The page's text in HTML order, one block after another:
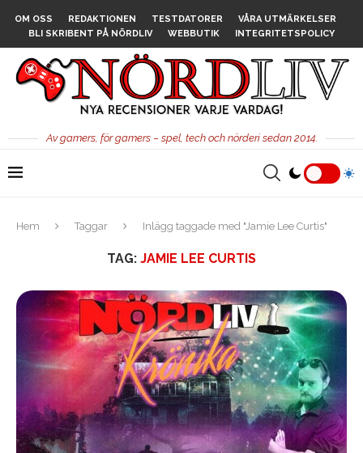
OM OSS REDAKTIONEN TESTDATORER
VÅRA UTMÄRKELSER
BLI SKRIBENT PÅ NÖRDLIV
WEBBUTIK INTEGRITETSPOLICY
Av gamers, för gamers – spel, tech och nörderi sedan 2014.
Hem Taggar Inlägg taggade med "Jamie Lee Curtis"
TAG: JAMIE LEE CURTIS